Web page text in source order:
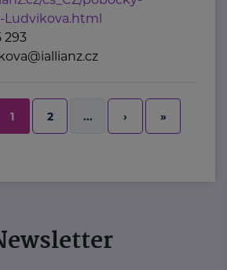
Ludvikova.html
293
1 2 ... › »